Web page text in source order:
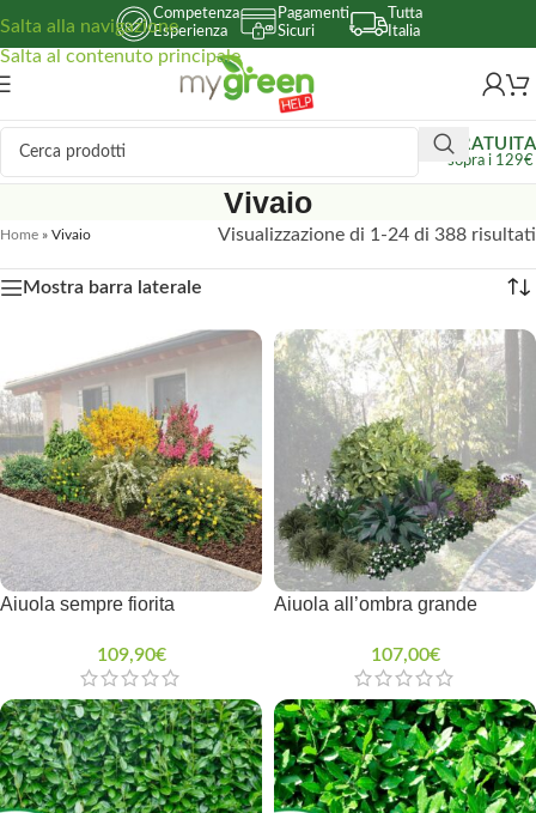
Salta alla navigazione
Salta al contenuto principale
Competenza
Esperienza
Pagamenti
Sicuri
Tutta
Italia
GRATUITA
sopra i 129€
Vivaio
Home » Vivaio Visualizzazione di 1-24 di 388 risultati
Mostra barra laterale
Aiuola sempre fiorita
109,90€
Aiuola all’ombra grande
107,00€